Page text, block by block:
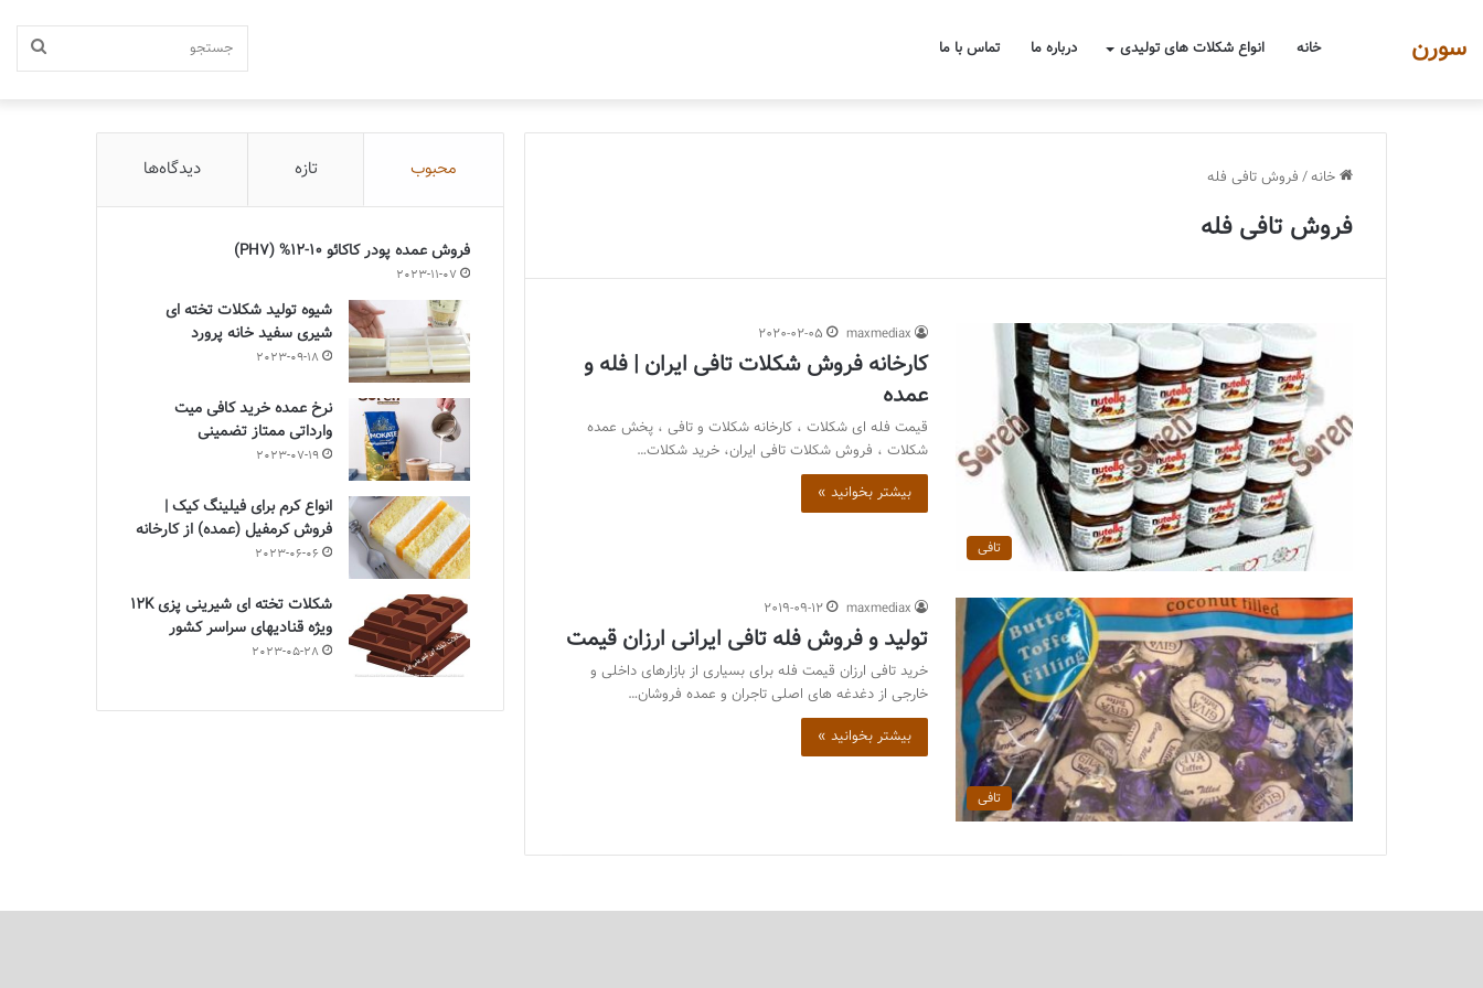
سورن خانه انواع شکلات های تولیدی درباره ما تماس با ما
خانه/ فروش تافی فله
فروش تافی فله
تافی
maxmediax
2020-02-05
کارخانه فروش شکلات تافی ایران | فله و
عمده
قیمت فله ای شکلات ، کارخانه شکلات و تافی ، پخش عمده
شکلات ، فروش شکلات تافی ایران، خرید شکلات…
بیشتر بخوانید »
تافی
maxmediax
2019-09-12
تولید و فروش فله تافی ایرانی ارزان قیمت
خرید تافی ارزان قیمت فله برای بسیاری از بازارهای داخلی و
خارجی از دغدغه های اصلی تاجران و عمده فروشان…
بیشتر بخوانید »
محبوب تازه دیدگاه‌ها
فروش عمده پودر کاکائو 10-12% (PH7)
2023-11-07
شیوه تولید شکلات تخته ای
شیری سفید خانه پرورد
2023-09-18
نرخ عمده خرید کافی میت
وارداتی ممتاز تضمینی
2023-07-19
انواع کرم برای فیلینگ کیک |
فروش کرمفیل (عمده) از کارخانه
2023-06-06
شکلات تخته ای شیرینی پزی 12K
ویژه قنادیهای سراسر کشور
2023-05-28